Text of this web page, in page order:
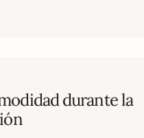
durante la